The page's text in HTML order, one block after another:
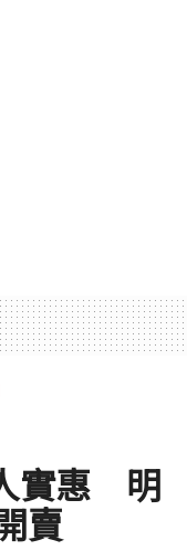
實惠 明
賣